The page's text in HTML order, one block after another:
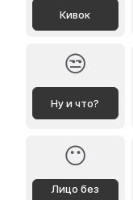
Кивок
😒
Ну и что?
😶
Лицо без